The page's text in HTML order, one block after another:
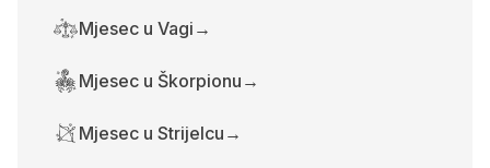
Mjesec u Vagi →
Mjesec u Škorpionu →
Mjesec u Strijelcu →